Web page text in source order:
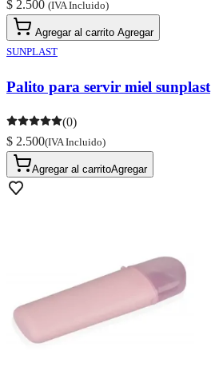
$ 2.500 (IVA Incluido)
Agregar al carrito Agregar
SUNPLAST
Palito para servir miel sunplast
(0)
$ 2.500(IVA Incluido)
Agregar al carritoAgregar